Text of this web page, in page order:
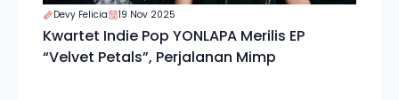
Devy Felicia 19 Nov 2025
Kwartet Indie Pop YONLAPA Merilis EP
“Velvet Petals”, Perjalanan Mimp